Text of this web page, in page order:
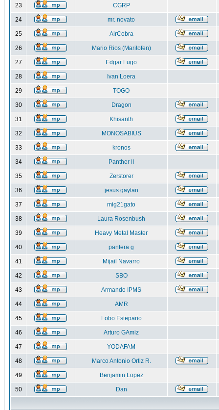
23 CGRP
24 mr. novato
25 AirCobra
26 Mario Rios (Maritofen)
27 Edgar Lugo
28 Ivan Loera
29 TOGO
30 Dragon
31 Khisanth
32 MONOSABIUS
33 kronos
34 Panther II
35 Zerstorer
36 jesus gaytan
37 mig21gato
38 Laura Rosenbush
39 Heavy Metal Master
40 pantera g
41 Mijail Navarro
42 SBO
43 Armando IPMS
44 AMR
45 Lobo Estepario
46 Arturo GAmiz
47 YODAFAM
48 Marco Antonio Ortiz R.
49 Benjamin Lopez
50 Dan